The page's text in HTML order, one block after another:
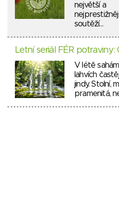
největší a
soutěží…
Letní seriál FÉR potraviny:
V létě
lahvích
jindy. Stolní,
pramenitá,